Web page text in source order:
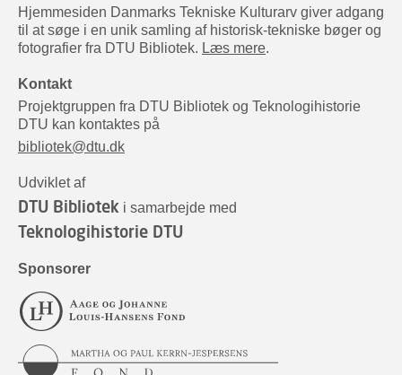
Hjemmesiden Danmarks Tekniske Kulturarv giver adgang
til at søge i en unik samling af historisk-tekniske bøger og
fotografier fra DTU Bibliotek. Læs mere.
Kontakt
Projektgruppen fra DTU Bibliotek og Teknologihistorie
DTU kan kontaktes på
bibliotek@dtu.dk
Udviklet af
DTU Bibliotek i samarbejde med
Teknologihistorie DTU
Sponsorer